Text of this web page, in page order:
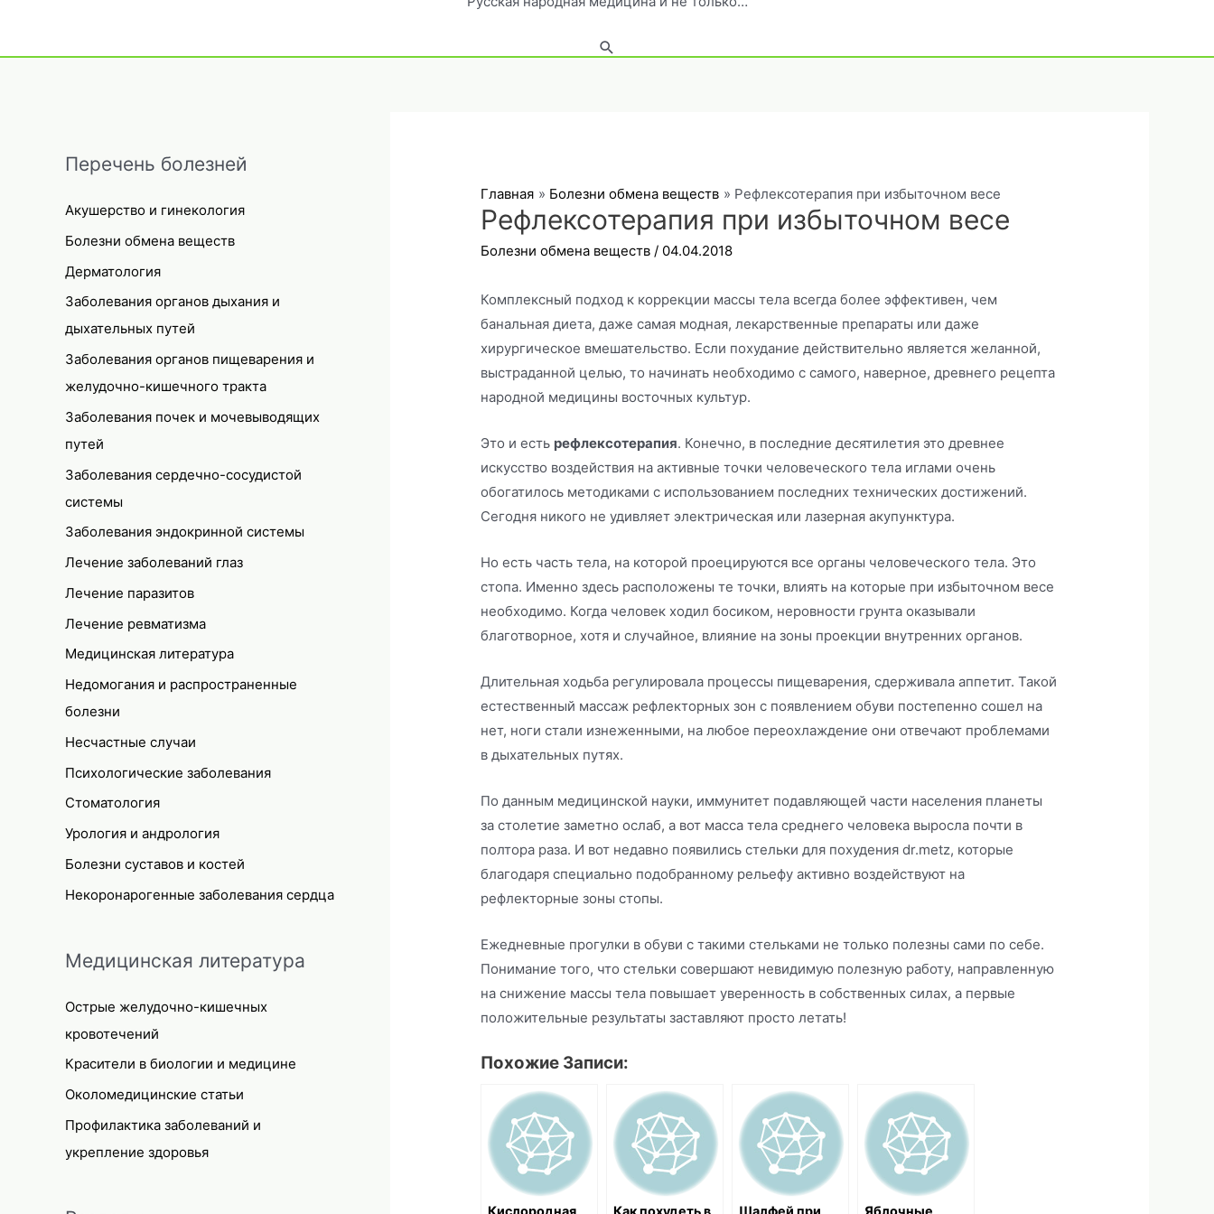
Поиск
Перечень болезней
Акушерство и гинекология
Болезни обмена веществ
Дерматология
Заболевания органов дыхания и
дыхательных путей
Заболевания органов пищеварения и
желудочно-кишечного тракта
Заболевания почек и мочевыводящих
путей
Заболевания сердечно-сосудистой
системы
Заболевания эндокринной системы
Лечение заболеваний глаз
Лечение паразитов
Лечение ревматизма
Медицинская литература
Недомогания и распространенные
болезни
Несчастные случаи
Психологические заболевания
Стоматология
Урология и андрология
Болезни суставов и костей
Некоронарогенные заболевания сердца
Медицинская литература
Острые желудочно-кишечных
кровотечений
Красители в биологии и медицине
Околомедицинские статьи
Профилактика заболеваний и
укрепление здоровья
Главная Болезни обмена веществ Рефлексотерапия при избыточном весе
Рефлексотерапия при избыточном весе
Болезни обмена веществ / 04.04.2018
Комплексный подход к коррекции массы тела всегда более эффективен, чем
банальная диета, даже самая модная, лекарственные препараты или даже
хирургическое вмешательство. Если похудание действительно является желанной,
выстраданной целью, то начинать необходимо с самого, наверное, древнего рецепта
народной медицины восточных культур.
Это и есть рефлексотерапия. Конечно, в последние десятилетия это древнее
искусство воздействия на активные точки человеческого тела иглами очень
обогатилось методиками с использованием последних технических достижений.
Сегодня никого не удивляет электрическая или лазерная акупунктура.
Но есть часть тела, на которой проецируются все органы человеческого тела. Это
стопа. Именно здесь расположены те точки, влиять на которые при избыточном весе
необходимо. Когда человек ходил босиком, неровности грунта оказывали
благотворное, хотя и случайное, влияние на зоны проекции внутренних органов.
Длительная ходьба регулировала процессы пищеварения, сдерживала аппетит. Такой
естественный массаж рефлекторных зон с появлением обуви постепенно сошел на
нет, ноги стали изнеженными, на любое переохлаждение они отвечают проблемами
в дыхательных путях.
По данным медицинской науки, иммунитет подавляющей части населения планеты
за столетие заметно ослаб, а вот масса тела среднего человека выросла почти в
полтора раза. И вот недавно появились стельки для похудения dr.metz, которые
благодаря специально подобранному рельефу активно воздействуют на
рефлекторные зоны стопы.
Ежедневные прогулки в обуви с такими стельками не только полезны сами по себе.
Понимание того, что стельки совершают невидимую полезную работу, направленную
на снижение массы тела повышает уверенность в собственных силах, а первые
положительные результаты заставляют просто летать!
Похожие Записи:
Кислородная
Как похудеть в
Шалфей при
Яблочные